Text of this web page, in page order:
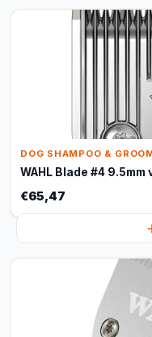
DOG SHAMPOO &
WAHL Blade #4
€65,47